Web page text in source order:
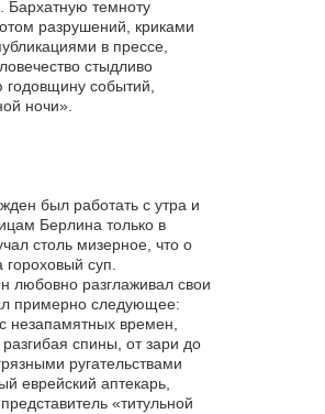
Бархатную темноту
разрушений, криками
в прессе,
стыдливо
событий,
ночи».
был работать с утра и
Берлина только в
столь мизерное, что о
гороховый суп.
любовно разглаживал свои
примерно следующее:
незапамятных времен,
спины, от зари до
ругательствами
еврейский аптекарь,
«титульной